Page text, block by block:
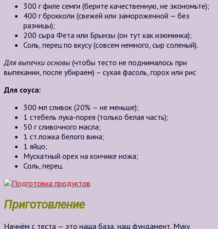
300 г филе семги (берите качественную, не экономьте);
400 г брокколи (свежей или замороженной — без
разницы);
200 сыра Фета или Брынзы (он тут как изюминка);
Соль, перец по вкусу (совсем немного, сыр соленый).
Для выпечки основы (чтобы тесто не поднималось при
выпекании, после убираем) – сухая фасоль, горох или рис
Для соуса:
300 мл сливок (20% — не меньше);
1 стебель лука-порея (только белая часть);
50 г сливочного масла;
1 ст.ложка белого вина;
1 яйцо;
Мускатный орех на кончике ножа;
Соль, перец.
Приготовление
Начнём с теста — это наша база, наш фундамент. Муку